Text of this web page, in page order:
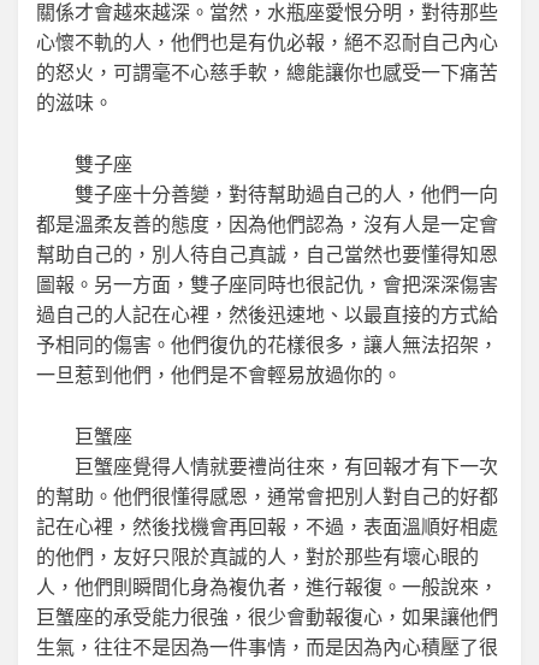
關係才會越來越深。當然，水瓶座愛恨分明，對待那些
心懷不軌的人，他們也是有仇必報，絕不忍耐自己內心
的怒火，可謂毫不心慈手軟，總能讓你也感受一下痛苦
的滋味。
雙子座
雙子座十分善變，對待幫助過自己的人，他們一向
都是溫柔友善的態度，因為他們認為，沒有人是一定會
幫助自己的，別人待自己真誠，自己當然也要懂得知恩
圖報。另一方面，雙子座同時也很記仇，會把深深傷害
過自己的人記在心裡，然後迅速地、以最直接的方式給
予相同的傷害。他們復仇的花樣很多，讓人無法招架，
一旦惹到他們，他們是不會輕易放過你的。
巨蟹座
巨蟹座覺得人情就要禮尚往來，有回報才有下一次
的幫助。他們很懂得感恩，通常會把別人對自己的好都
記在心裡，然後找機會再回報，不過，表面溫順好相處
的他們，友好只限於真誠的人，對於那些有壞心眼的
人，他們則瞬間化身為複仇者，進行報復。一般說來，
巨蟹座的承受能力很強，很少會動報復心，如果讓他們
生氣，往往不是因為一件事情，而是因為內心積壓了很